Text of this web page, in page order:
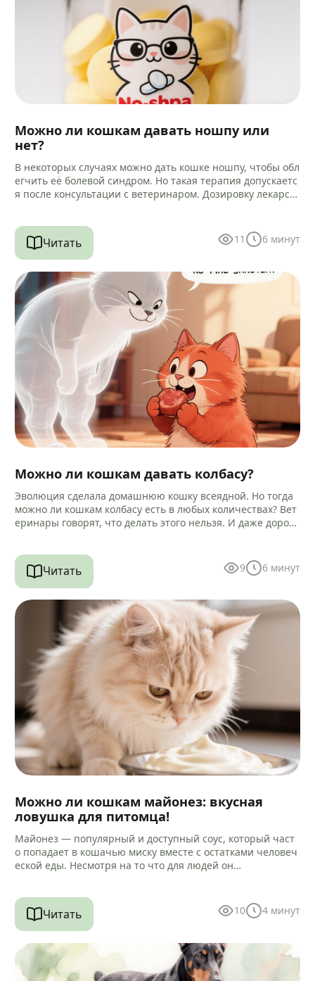
Можно ли кошкам давать ношпу или
нет?
В некоторых случаях можно дать кошке ношпу, чтобы обл
егчить её болевой синдром. Но такая терапия допускаетс
я после консультации с ветеринаром. Дозировку лекарст
Читать 11 6 минут
Можно ли кошкам давать колбасу?
Эволюция сделала домашнюю кошку всеядной. Но тогда
можно ли кошкам колбасу есть в любых количествах? Вет
еринары говорят, что делать этого нельзя. И даже дороги
Читать 9 6 минут
Можно ли кошкам майонез: вкусная
ловушка для питомца!
Майонез — популярный и доступный соус, который част
о попадает в кошачью миску вместе с остатками человеч
еской еды. Несмотря на то что для людей он…
Читать 10 4 минут